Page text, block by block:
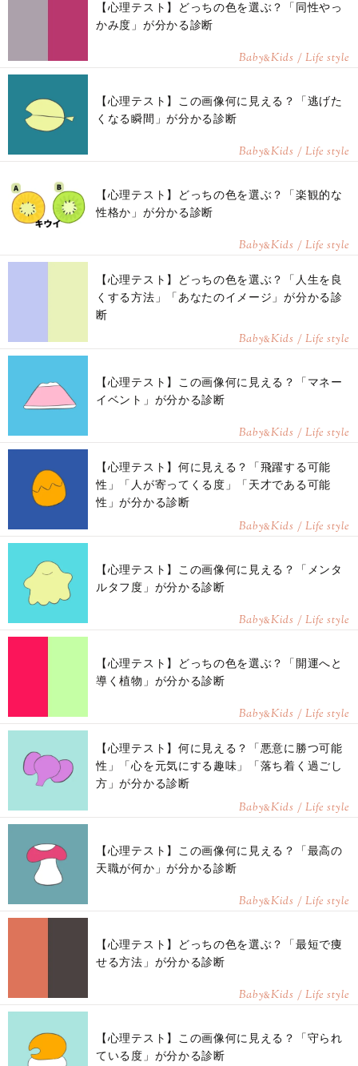
【心理テスト】どっちの色を選ぶ？「同性やっ
かみ度」が分かる診断
Baby&Kids / Life style
【心理テスト】この画像何に見える？「逃げた
くなる瞬間」が分かる診断
Baby&Kids / Life style
【心理テスト】どっちの色を選ぶ？「楽観的な
性格か」が分かる診断
Baby&Kids / Life style
【心理テスト】どっちの色を選ぶ？「人生を良
くする方法」「あなたのイメージ」が分かる診
断
Baby&Kids / Life style
【心理テスト】この画像何に見える？「マネー
イベント」が分かる診断
Baby&Kids / Life style
【心理テスト】何に見える？「飛躍する可能
性」「人が寄ってくる度」「天才である可能
性」が分かる診断
Baby&Kids / Life style
【心理テスト】この画像何に見える？「メンタ
ルタフ度」が分かる診断
Baby&Kids / Life style
【心理テスト】どっちの色を選ぶ？「開運へと
導く植物」が分かる診断
Baby&Kids / Life style
【心理テスト】何に見える？「悪意に勝つ可能
性」「心を元気にする趣味」「落ち着く過ごし
方」が分かる診断
Baby&Kids / Life style
【心理テスト】この画像何に見える？「最高の
天職が何か」が分かる診断
Baby&Kids / Life style
【心理テスト】どっちの色を選ぶ？「最短で痩
せる方法」が分かる診断
Baby&Kids / Life style
【心理テスト】この画像何に見える？「守られ
ている度」が分かる診断